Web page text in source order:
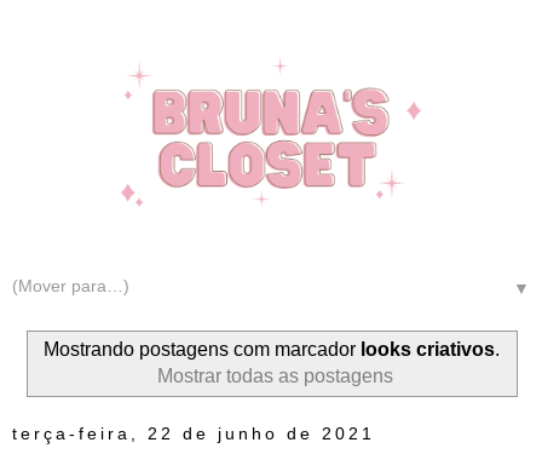
▼
Mostrando postagens com marcador looks criativos.
Mostrar todas as postagens
terça-feira, 22 de junho de 2021